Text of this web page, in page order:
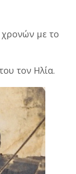
χρονών με το
τον Ηλία.